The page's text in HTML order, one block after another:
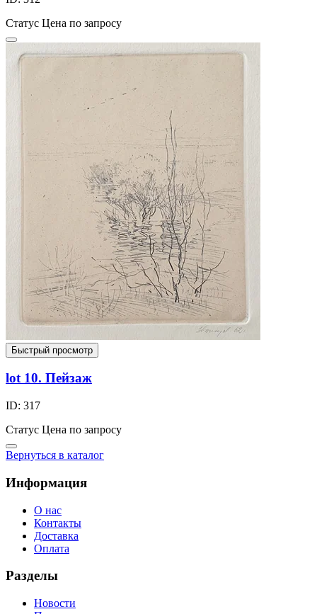
Статус Цена по запросу
Быстрый просмотр
lot 10. Пейзаж
ID: 317
Статус Цена по запросу
Вернуться в каталог
Информация
О нас
Контакты
Доставка
Оплата
Разделы
Новости